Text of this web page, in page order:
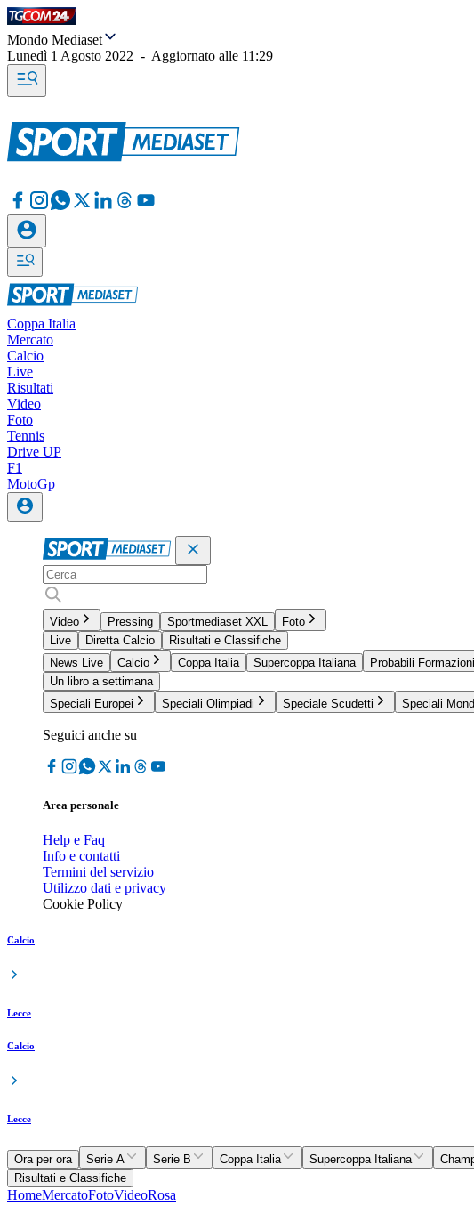
Mondo Mediaset
Lunedì 1 Agosto 2022 - Aggiornato alle 11:29
Coppa Italia
Mercato
Calcio
Live
Risultati
Video
Foto
Tennis
Drive UP
F1
MotoGp
Video Pressing Sportmediaset XXL
Foto
Live
Diretta Calcio
Risultati e Classifiche
News Live
Calcio Coppa Italia Supercoppa Italiana Probabili Formazioni
Un libro a settimana
Speciali Europei
Speciali Olimpiadi Speciale Scudetti Speciali
Seguici anche su
Area personale
Help e Faq
Info e contatti
Termini del servizio
Utilizzo dati e privacy
Cookie Policy
Calcio
Lecce
Calcio
Lecce
Ora per ora Serie A Serie B Coppa Italia Supercoppa Italiana
Risultati e Classifiche
HomeMercatoFotoVideoRosa